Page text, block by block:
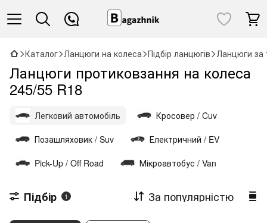
Каталог Ланцюги на колеса Підбір ланцюгів Ланцюги за
Ланцюги протиковзання на колеса
245/55 R18
Легковий автомобіль
Кросовер / Cuv
Позашляховик / Suv
Електричний / EV
Pick-Up / Off Road
Мікроавтобус / Van
Підбір 1 За популярністю